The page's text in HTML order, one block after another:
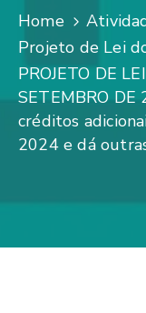
Home
Projeto de Lei
PROJETO DE
SETEMBRO
créditos
2024 e dá